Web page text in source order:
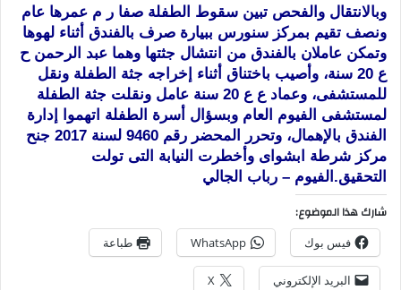
وبالانتقال والفحص تبين سقوط الطفلة صفا ر م عمرها عام
ونصف تقيم بمركز سنورس ببيارة صرف بالفندق أثناء لهوها
وتمكن عاملان بالفندق من انتشال جثتها وهما عبد الرحمن ح
ع 20 سنة، وأصيب باختناق أثناء إخراجه جثة الطفلة ونقل
للمستشفى، وعماد ع ع 20 سنة عامل ونقلت جثة الطفلة
لمستشفى الفيوم العام وبسؤال أسرة الطفلة اتهموا إدارة
الفندق بالإهمال، وتحرر المحضر رقم 9460 لسنة 2017 جنح
مركز شرطة ابشواى وأخطرت النيابة التى تولت
التحقيق.الفيوم – رباب الجالي
شارك هذا الموضوع:
فيس بوك WhatsApp طباعة
البريد الإلكتروني X